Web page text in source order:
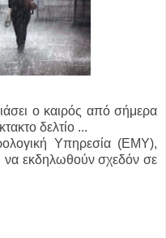
ο καιρός από σήμερα
δελτίο ...
Υπηρεσία (ΕΜΥ),
να εκδηλωθούν σχεδόν σε